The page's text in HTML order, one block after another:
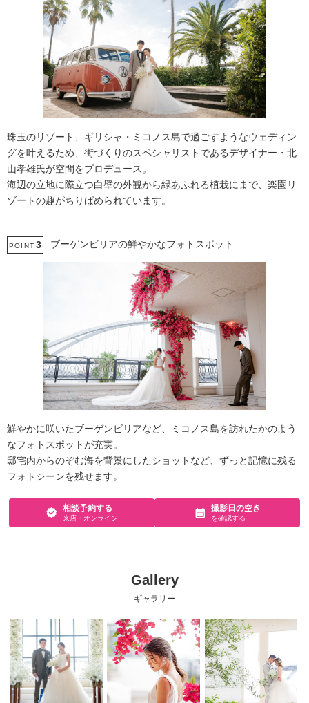
珠玉のリゾート、ギリシャ・ミコノス島で過ごすようなウェディン
グを叶えるため、街づくりのスペシャリストであるデザイナー・北
山孝雄氏が空間をプロデュース。
海辺の立地に際立つ白壁の外観から緑あふれる植栽にまで、楽園リ
ゾートの趣がちりばめられています。
POINT 3 ブーゲンビリアの鮮やかなフォトスポット
鮮やかに咲いたブーゲンビリアなど、ミコノス島を訪れたかのよう
なフォトスポットが充実。
邸宅内からのぞむ海を背景にしたショットなど、ずっと記憶に残る
フォトシーンを残せます。
相談予約する
来店・オンライン
撮影日の空き
を確認する
Gallery
ギャラリー